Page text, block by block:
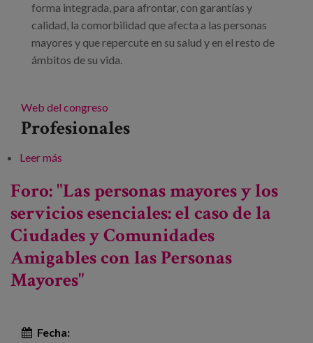
forma integrada, para afrontar, con garantías y
calidad, la comorbilidad que afecta a las personas
mayores y que repercute en su salud y en el resto de
ámbitos de su vida.
Web del congreso
Profesionales
Leer más
balance de la realidad»
Foro: "Las personas mayores y los
servicios esenciales: el caso de la
Ciudades y Comunidades
Amigables con las Personas
Mayores"
Fecha: